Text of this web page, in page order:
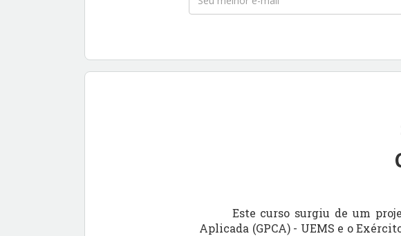
Este curso surgiu de um
Aplicada (GPCA) - UEMS e o